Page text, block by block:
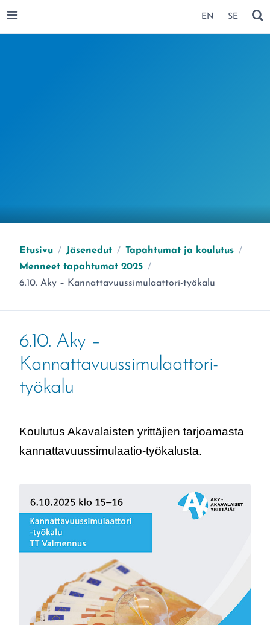
SIIRRY SIVUN SISÄLTÖÖN EN SE
Etusivu / Jäsenedut / Tapahtumat ja koulutus /
Menneet tapahtumat 2025 /
Olet täällä:
6.10. Aky – Kannattavuussimulaattori-työkalu
6.10. Aky –
Kannattavuussimulaattori-
työkalu
Koulutus Akavalaisten yrittäjien tarjoamasta
kannattavuussimulaatio-työkalusta.